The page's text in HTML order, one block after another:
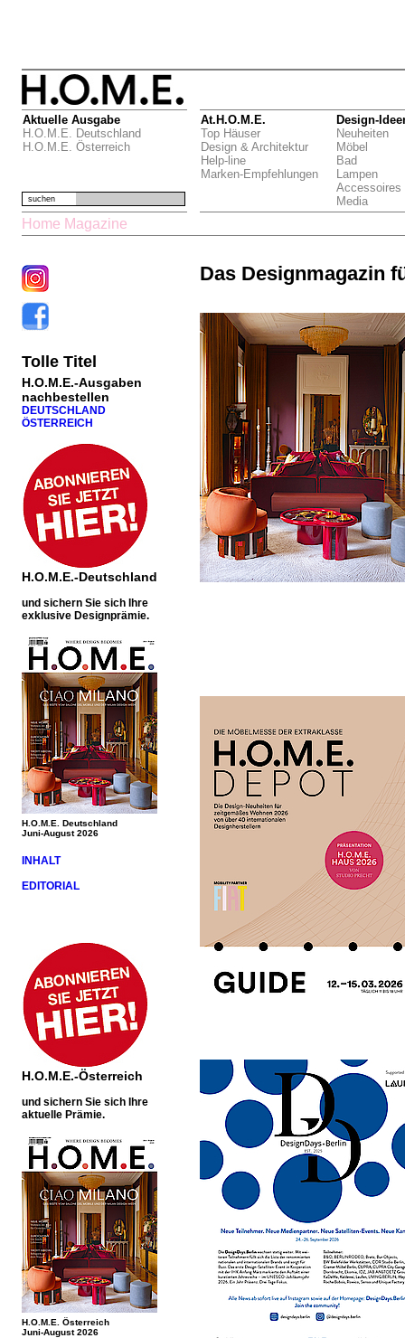
Aktuelle Ausgabe
H.O.M.E. Deutschland
H.O.M.E. Österreich
At.H.O.M.E.
Top Häuser
Design & Architektur
Help-line
Marken-Empfehlungen
Design-
Neuheiten
Möbel
Bad
Lampen
Accessoires
Media
suchen
Home Magazine
Tolle Titel
H.O.M.E.-Ausgaben
nachbestellen
DEUTSCHLAND
ÖSTERREICH
H.O.M.E.-Deutschland
und sichern Sie sich Ihre
exklusive Designprämie.
H.O.M.E. Deutschland
Juni-August 2026
INHALT
EDITORIAL
H.O.M.E.-Österreich
und sichern Sie sich Ihre
aktuelle Prämie.
H.O.M.E. Österreich
Juni-August 2026
Das Designmagazin